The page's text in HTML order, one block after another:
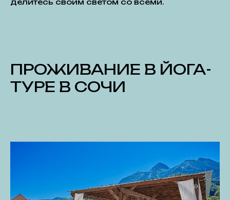
делитесь своим светом со всеми.
ПРОЖИВАНИЕ В ЙОГА-
ТУРЕ В СОЧИ